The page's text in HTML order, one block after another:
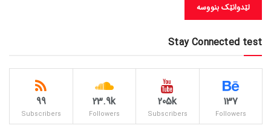
Stay Connected test
137
Followers
205k
Subscribers
23.9k
Followers
99
Subscribers